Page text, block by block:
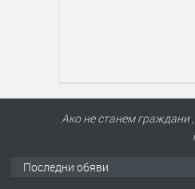
Ако не станем граждани
Последни обяви